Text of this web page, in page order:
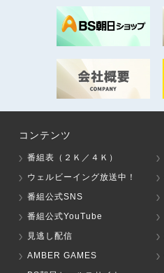
コンテンツ
番組表（２Ｋ／４Ｋ）
ウェルビーイング放送中！
番組公式SNS
番組公式YouTube
見逃し配信
AMBER GAMES